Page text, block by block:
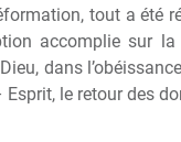
tout a été
accomplie sur la
dans
le retour des